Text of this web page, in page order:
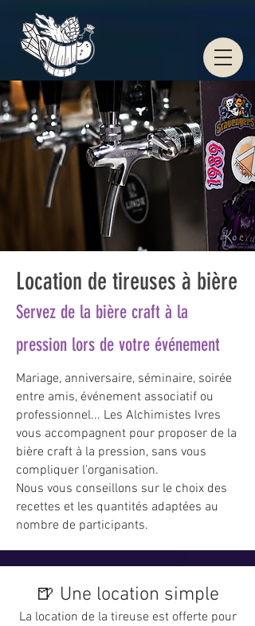
Location de tireuses à bière
Servez de la bière craft à la
pression lors de votre événement
Mariage, anniversaire, séminaire, soirée
entre amis, événement associatif ou
professionnel... Les Alchimistes Ivres
vous accompagnent pour proposer de la
bière craft à la pression, sans vous
compliquer l'organisation.
Nous vous conseillons sur le choix des
recettes et les quantités adaptées au
nombre de participants.
🍺 Une location simple
La location de la tireuse est offerte pour